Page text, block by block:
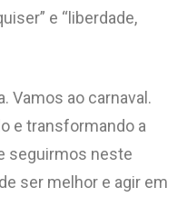
e “liberdade,
Vamos ao carnaval.
e transformando a
seguirmos neste
ser melhor e agir em